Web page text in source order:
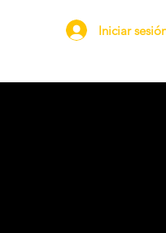
Iniciar